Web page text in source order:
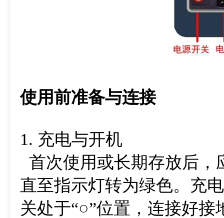
使用前准备与连接
1. 充电与开机
首次使用或长期存放后，
直至指示灯转为绿色。充
关处于“○”位置，连接好接